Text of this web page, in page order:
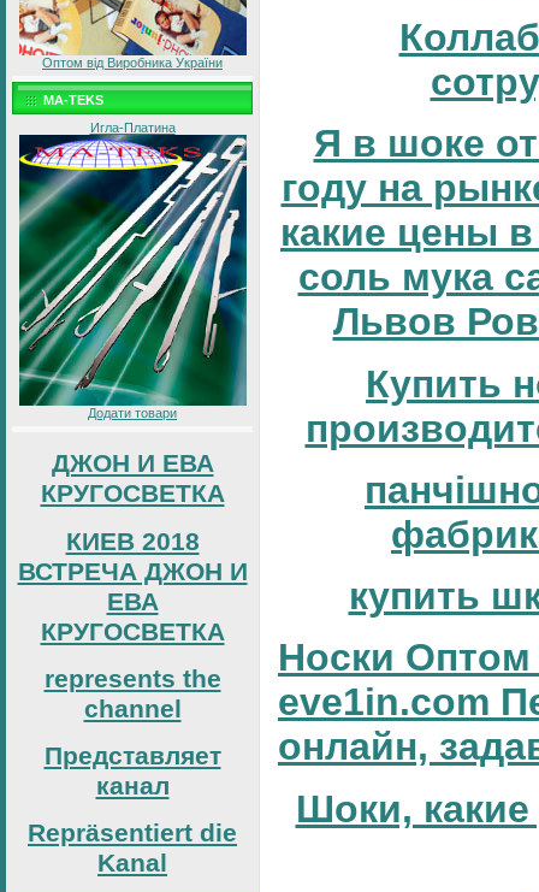
Оптом від Виробника України
MA-TEKS
Игла-Платина
Додати товари
ДЖОН И ЕВА
КРУГОСВЕТКА
КИЕВ 2018
ВСТРЕЧА ДЖОН И
ЕВА
КРУГОСВЕТКА
represents the
channel
Представляет
канал
Repräsentiert die
Kanal
Я в шоке
году на
какие цены
соль мука
Львов
Купить
купить
Носки Оптом
eve1in.com
онлайн,
Шоки, какие